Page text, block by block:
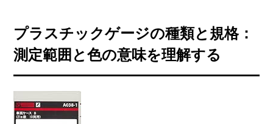
プラスチックゲージの種類と規格：
測定範囲と色の意味を理解する